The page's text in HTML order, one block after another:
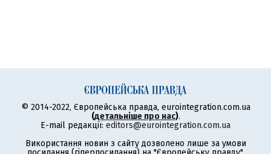
© 2014-2022, Європейська правда, eurointegration.com.ua
(детальніше про нас).
E-mail редакції: editors@eurointegration.com.ua
Використання новин з сайту дозволено лише за умови